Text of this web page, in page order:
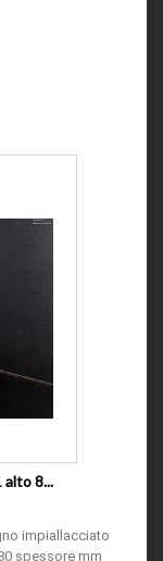
alto 8...
impiallacciato
spessore mm